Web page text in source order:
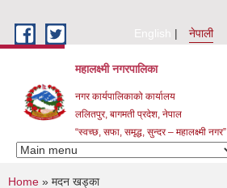
English
नेपाली
महालक्ष्मी नगरपालिका
नगर कार्यपालिकाको कार्यालय
ललितपुर, बागमती प्रदेश, नेपाल
“स्वच्छ, सफा, समृद्ध, सुन्दर – महालक्ष्मी नगर”
Home » मदन खड्का